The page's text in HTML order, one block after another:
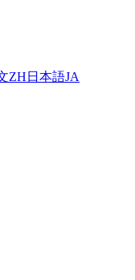
ZH 日本語JA